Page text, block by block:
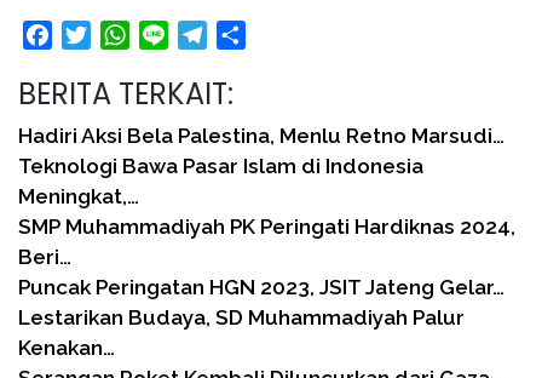
FacebookTwitterWhatsApp
Line Telegram
BERITA TERKAIT:
Hadiri Aksi Bela Palestina, Menlu Retno Marsudi…
Teknologi Bawa Pasar Islam di Indonesia
Meningkat,…
SMP Muhammadiyah PK Peringati Hardiknas 2024,
Beri…
Puncak Peringatan HGN 2023, JSIT Jateng Gelar…
Lestarikan Budaya, SD Muhammadiyah Palur
Kenakan…